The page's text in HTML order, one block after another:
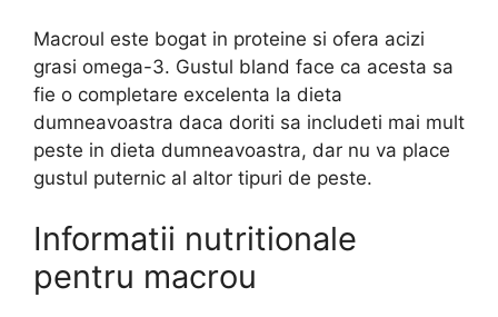
Macroul este bogat in proteine si ofera acizi
grasi omega-3. Gustul bland face ca acesta sa
fie o completare excelenta la dieta
dumneavoastra daca doriti sa includeti mai mult
peste in dieta dumneavoastra, dar nu va place
gustul puternic al altor tipuri de peste.
Informatii nutritionale
pentru macrou